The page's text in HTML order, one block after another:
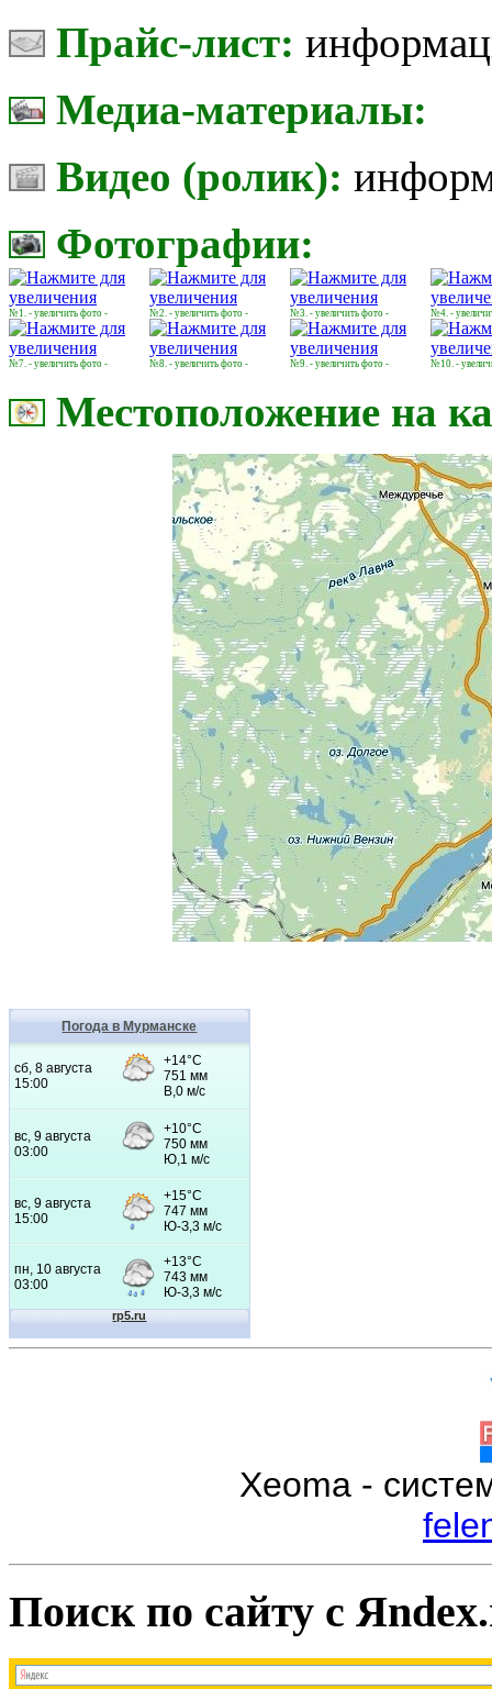
Прайс-лист:
Медиа-материалы:
Видео (ролик):
Фотографии:
№1. - увеличить фото - №2. - увеличить фото - №3. - увеличить фото - №4. -
№7. - увеличить фото - №8. - увеличить фото - №9. - увеличить фото - №10. -
Местоположение на
Погода в Мурманске
Xeoma -
Поиск по сайту с